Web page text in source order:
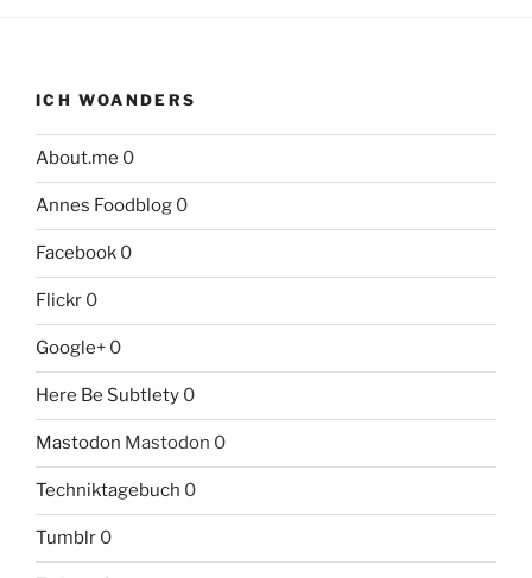
ICH WOANDERS
About.me 0
Annes Foodblog 0
Facebook 0
Flickr 0
Google+ 0
Here Be Subtlety 0
Mastodon Mastodon 0
Techniktagebuch 0
Tumblr 0